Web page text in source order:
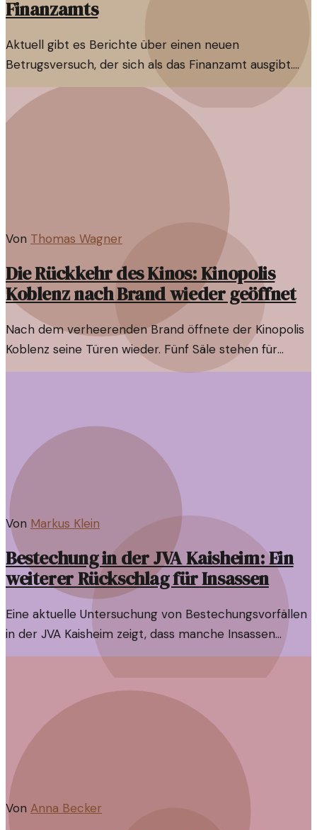
Finanzamts
Aktuell gibt es Berichte über einen neuen
Betrugsversuch, der sich als das Finanzamt ausgibt.
Betroffene sollten besonders wachsam sein und sich
über die Vorgehensweise informieren.
Von Thomas Wagner
Die Rückkehr des Kinos: Kinopolis
Koblenz nach Brand wieder geöffnet
Nach dem verheerenden Brand öffnete der Kinopolis
Koblenz seine Türen wieder. Fünf Säle stehen für
Kinofans bereit, aber wie ist der Zustand nach der
Von Markus Klein
Bestechung in der JVA Kaisheim: Ein
weiterer Rückschlag für Insassen
Eine aktuelle Untersuchung von Bestechungsvorfällen
in der JVA Kaisheim zeigt, dass manche Insassen
versucht haben, sich ein besseres Leben zu erkaufen.
Von Anna Becker